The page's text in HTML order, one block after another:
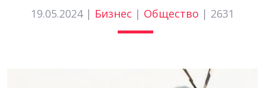
19.05.2024 | Бизнес | Общество | 2631